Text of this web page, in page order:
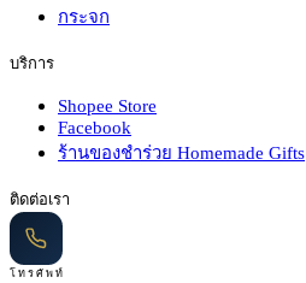
กระจก
บริการ
Shopee Store
Facebook
ร้านของชำร่วย Homemade Gifts
ติดต่อเรา
โทรศัพท์